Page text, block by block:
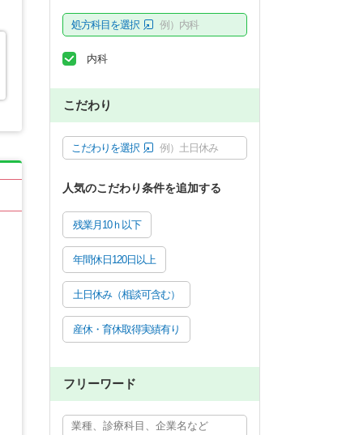
処方科目を選択 例）内科
内科
こだわり
こだわりを選択 例）土日休み
人気のこだわり条件を追加する
残業月10ｈ以下
年間休日120日以上
土日休み（相談可含む）
産休・育休取得実績有り
フリーワード